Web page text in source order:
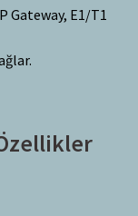
Gateway, E1/T1